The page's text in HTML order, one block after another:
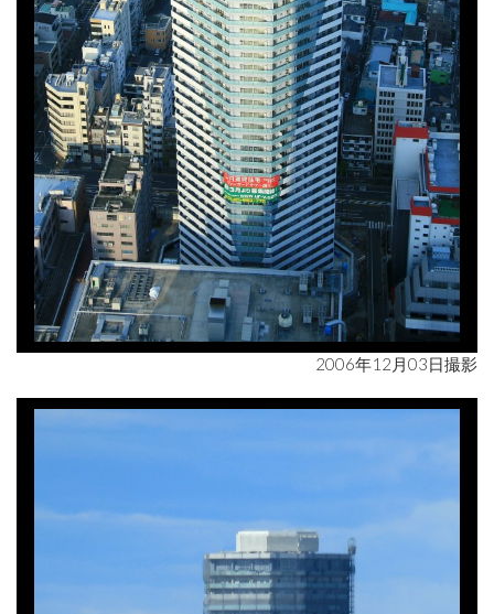
2006年12月03日撮影